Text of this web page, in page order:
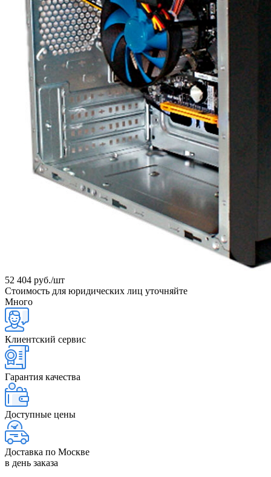
52 404 руб./шт
Стоимость для юридических лиц уточняйте
Много
Клиентский сервис
Гарантия качества
Доступные цены
Доставка по Москве
в день заказа